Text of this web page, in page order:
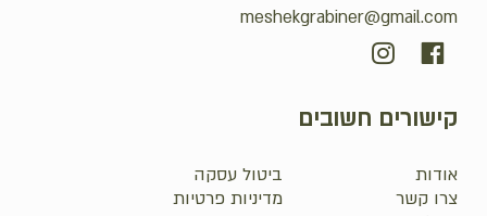
קישורים חשובים
אודות
צרו קשר
ביטול עסקה
מדיניות פרטיות
meshekgrabiner@gmail.com